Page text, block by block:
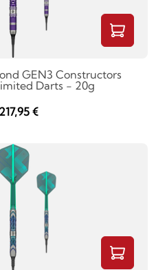
GEN3 Constructors
Darts - 20g
217,95 €